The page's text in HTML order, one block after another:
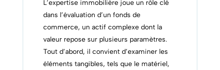
L’expertise immobilière joue un rôle clé
dans l’évaluation d’un fonds de
commerce, un actif complexe dont la
valeur repose sur plusieurs paramètres.
Tout d’abord, il convient d’examiner les
éléments tangibles, tels que le matériel,